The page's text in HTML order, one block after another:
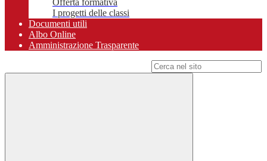
Offerta formativa
I progetti delle classi
Documenti utili
Albo Online
Amministrazione Trasparente